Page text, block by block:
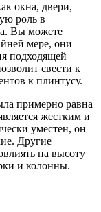
окна, двери,
роль в
Вы можете
мере, они
подходящей
свести к
к плинтусу.
примерно равна
жестким и
уместен, он
Другие
на высоту
и колонны.